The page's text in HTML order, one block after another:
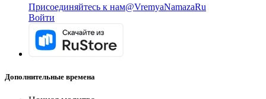
Присоединяйтесь к нам@VremyaNamazaRu
Войти
Дополнительные времена